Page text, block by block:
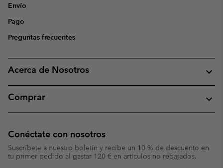
Envío
Pago
Preguntas frecuentes
Acerca de Nosotros
Comprar
Conéctate con nosotros
Suscríbete a nuestro boletín y recibe un 10 % de descuento en
tu primer pedido al gastar 120 € en artículos no rebajados.